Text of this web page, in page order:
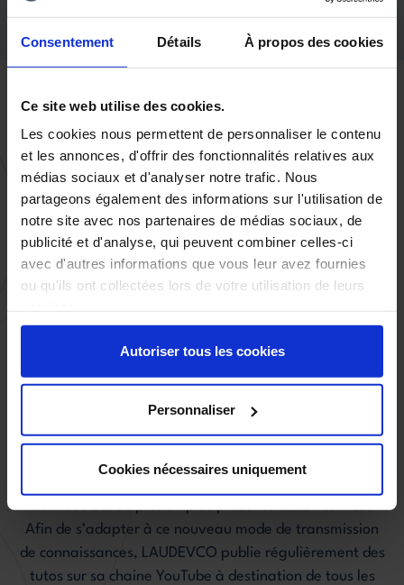
Consentement Détails À propos des cookies
Ce site web utilise des cookies.
Les cookies nous permettent de personnaliser le contenu
et les annonces, d'offrir des fonctionnalités relatives aux
médias sociaux et d'analyser notre trafic. Nous
partageons également des informations sur l'utilisation de
notre site avec nos partenaires de médias sociaux, de
publicité et d'analyse, qui peuvent combiner celles-ci
avec d'autres informations que vous leur avez fournies
ou qu'ils ont collectées lors de votre utilisation de leurs
Autoriser tous les cookies
Personnaliser
Cookies nécessaires uniquement
Laissez-vous
guider
La vidéo est de plus en plus présente dans nos vies.
Afin de s’adapter à ce nouveau mode de transmission
de connaissances, LAUDEVCO publie régulièrement des
tutos sur sa chaine YouTube à destination de tous les